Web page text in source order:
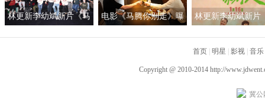
林更新李幼斌新片《马
电影《马腾你别走》曝
生“新地图”
林更新李幼斌新片
首页 明星 影视 音乐
Copyright @ 2010-2014 http://
冀公